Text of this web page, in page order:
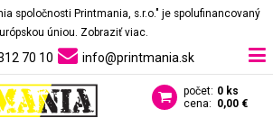
spoločnosti Printmania, s.r.o." je spolufinancovaný
úniou. Zobraziť viac.
70 10 info@printmania.sk
počet: 0 ks
cena: 0,00 €